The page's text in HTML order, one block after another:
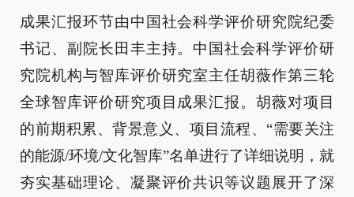
成果汇报环节由中国社会科学评价研究院纪委
书记、副院长田丰主持。中国社会科学评价研
究院机构与智库评价研究室主任胡薇作第三轮
全球智库评价研究项目成果汇报。胡薇对项目
的前期积累、背景意义、项目流程、“需要关注
的能源/环境/文化智库”名单进行了详细说明，就
夯实基础理论、凝聚评价共识等议题展开了深